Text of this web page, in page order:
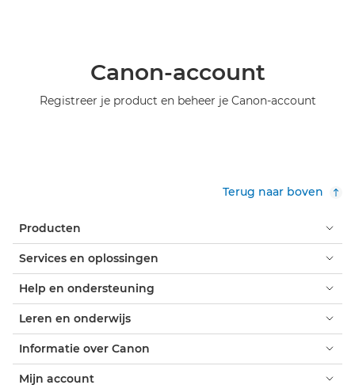
Canon-account
Registreer je product en beheer je Canon-account
Terug naar boven
Producten
Services en oplossingen
Help en ondersteuning
Leren en onderwijs
Informatie over Canon
Mijn account